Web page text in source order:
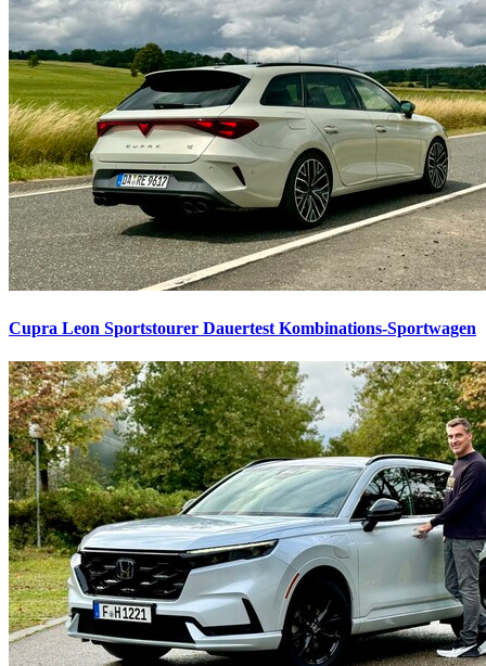
Cupra Leon Sportstourer Dauertest Kombinations-Sportwagen